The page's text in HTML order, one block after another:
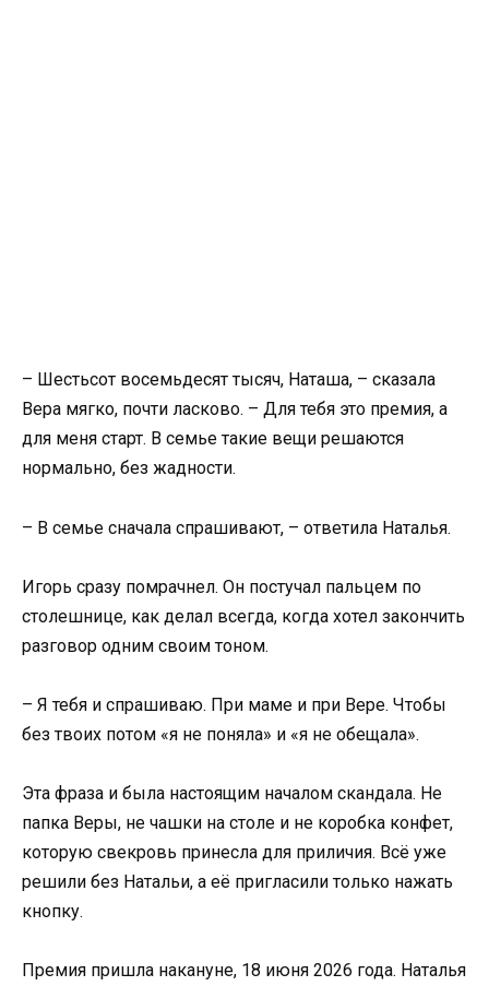
– Шестьсот восемьдесят тысяч, Наташа, – сказала
Вера мягко, почти ласково. – Для тебя это премия, а
для меня старт. В семье такие вещи решаются
нормально, без жадности.
– В семье сначала спрашивают, – ответила Наталья.
Игорь сразу помрачнел. Он постучал пальцем по
столешнице, как делал всегда, когда хотел закончить
разговор одним своим тоном.
– Я тебя и спрашиваю. При маме и при Вере. Чтобы
без твоих потом «я не поняла» и «я не обещала».
Эта фраза и была настоящим началом скандала. Не
папка Веры, не чашки на столе и не коробка конфет,
которую свекровь принесла для приличия. Всё уже
решили без Натальи, а её пригласили только нажать
кнопку.
Премия пришла накануне, 18 июня 2026 года. Наталья